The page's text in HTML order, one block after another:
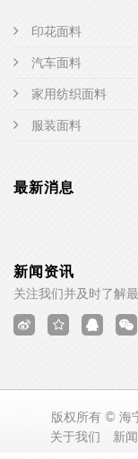
印花面料
汽车面料
家用纺织面料
服装面料
最新消息
新闻资讯
关注我们并及时了解
版权所有 © 海
关于我们
新